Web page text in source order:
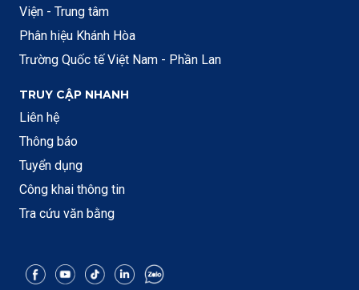
Viện - Trung tâm
Phân hiệu Khánh Hòa
Trường Quốc tế Việt Nam - Phần Lan
TRUY CẬP NHANH
Liên hệ
Thông báo
Tuyển dụng
Công khai thông tin
Tra cứu văn bằng